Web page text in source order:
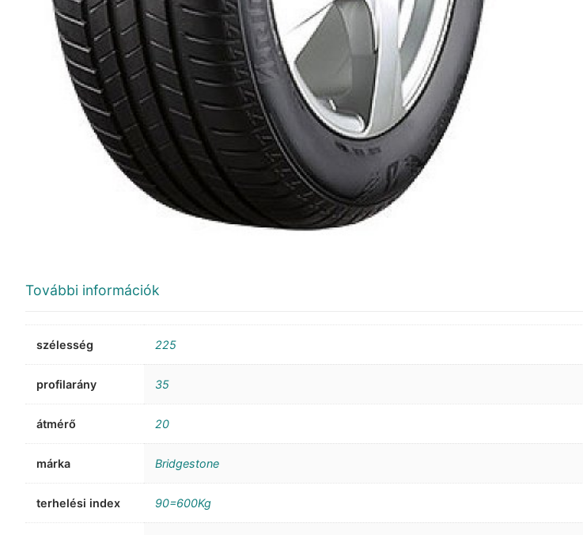
További információk
szélesség 225
profilarány 35
átmérő 20
márka Bridgestone
terhelési index 90=600Kg